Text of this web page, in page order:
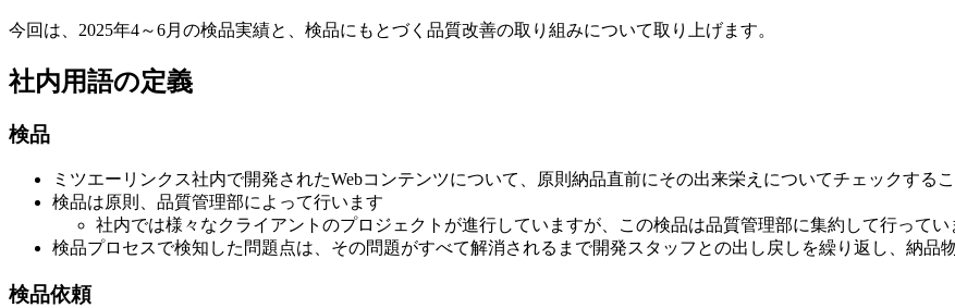
今回は、2025年4～6月の検品実績と、検品にもとづく品質改善の取り組みについて取り上げます。
社内用語の定義
検品
ミツエーリンクス社内で開発されたWebコンテンツについて、原則納品直前にその出来栄えについてチェックする
検品は原則、品質管理部によって行います
社内では様々なクライアントのプロジェクトが進行していますが、この検品は品質管理部に集約して行ってい
検品プロセスで検知した問題点は、その問題がすべて解消されるまで開発スタッフとの出し戻しを繰り返し、納品
検品依頼